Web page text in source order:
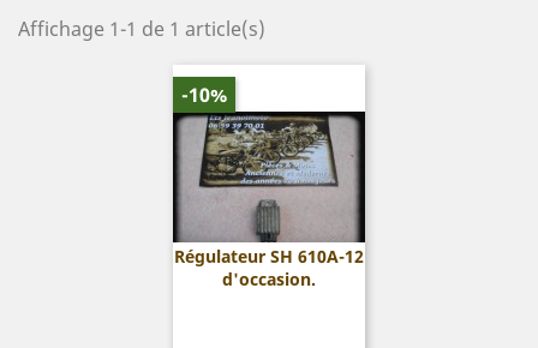
Affichage 1-1 de 1 article(s)
Régulateur SH 610A-12
d'occasion.
-10%